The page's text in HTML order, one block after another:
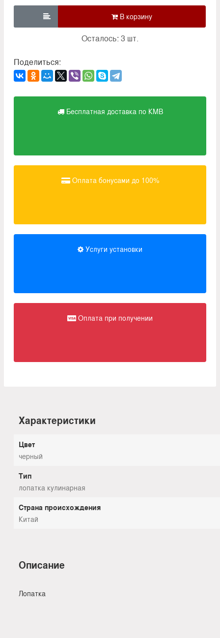

Осталось: 3 шт.
Поделиться:
Бесплатная доставка по КМВ
Оплата бонусами до 100%
Услуги установки
Оплата при получении
Характеристики
Цвет
черный
Тип
лопатка кулинарная
Страна происхождения
Китай
Описание
Лопатка